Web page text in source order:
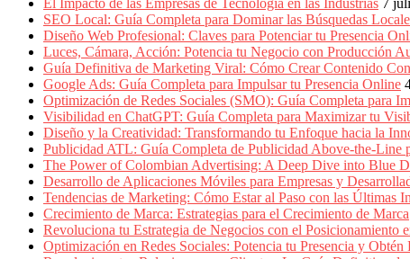
Digitales,
Estrategias
Publicitarias,
Alianzas,
Clientes,
Innovación,
Tecnología,
Noticias,
Artículos,
Gente,
Contenidos
Calidad,
Eventos
El Impacto de las Empresas de Tecnología en las Industrias 7
SEO Local: Guía Completa para Dominar las Búsquedas
Diseño Web Profesional: Claves para Potenciar tu Presencia
Luces, Cámara, Acción: Potencia tu Negocio con Producción
Guía Definitiva de Marketing Viral: Cómo Crear Contenido
Google Ads: Guía Completa para Impulsar tu Presencia Online
Optimización de Redes Sociales (SMO): Guía Completa para
Visibilidad en ChatGPT: Guía Completa para Maximizar tu
Diseño y la Creatividad: Transformando tu Enfoque hacia la
Publicidad ATL: Guía Completa de Publicidad Above-the-Line
The Power of Colombian Advertising: A Deep Dive into Blue
Desarrollo de Aplicaciones Móviles para Empresas y
Tendencias de Marketing: Cómo Estar al Paso con las Últimas
Crecimiento de Marca: Estrategias para el Crecimiento de Marca
Revoluciona tu Estrategia de Negocios con el Posicionamiento
Optimización en Redes Sociales: Potencia tu Presencia y Obtén